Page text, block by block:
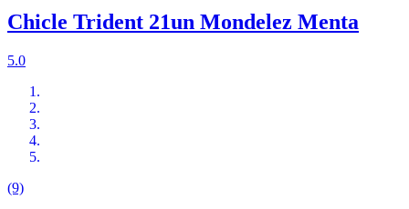
Chicle Trident 21un Mondelez Menta
5.0
(9)